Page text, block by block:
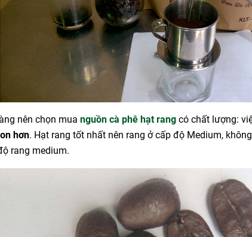
nên chọn mua nguồn cà phê hạt rangcó chất lượng:
hơn. Hạt rang tốt nhất nên rang ở cấp độ Medium,
rang medium.